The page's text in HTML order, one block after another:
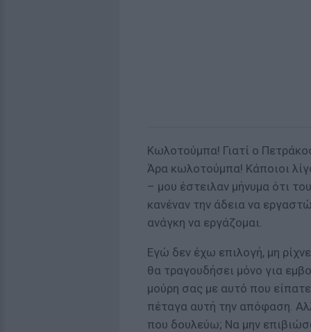
Κωλοτούμπα! Γιατί ο
Άρα κωλοτούμπα! Κάποιοι
– μου έστειλαν μήνυμα ότι
κανέναν την άδεια να
ανάγκη να εργάζομαι.
Εγώ δεν έχω επιλογή, μη
θα τραγουδήσει μόνο για
μούρη σας με αυτό που
πέταγα αυτή την απόφαση.
που δουλεύω; Να μην